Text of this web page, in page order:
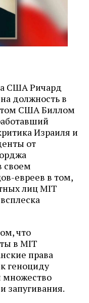
США Ричард
должность в
США Биллом
Израиля и
от
своем
евреев в том,
лиц MIT
что
в MIT
права
геноциду
множество
запугивания.